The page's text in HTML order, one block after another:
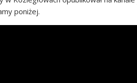
poniżej.